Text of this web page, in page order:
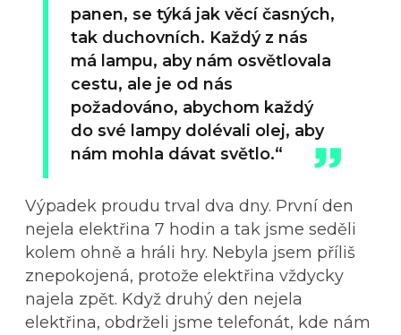
panen, se týká jak věcí časných,
tak duchovních. Každý z nás
má lampu, aby nám osvětlovala
cestu, ale je od nás
požadováno, abychom každý
do své lampy dolévali olej, aby
nám mohla dávat světlo.“
Výpadek proudu trval dva dny. První den
nejela elektřina 7 hodin a tak jsme seděli
kolem ohně a hráli hry. Nebyla jsem příliš
znepokojená, protože elektřina vždycky
najela zpět. Když druhý den nejela
elektřina, obdrželi jsme telefonát, kde nám